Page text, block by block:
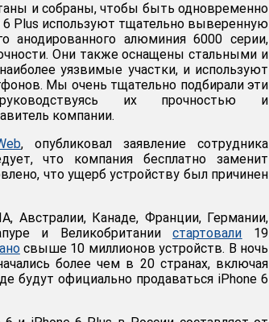
и собраны, чтобы быть одновременно
Plus используют тщательно выверенную
анодированного алюминия 6000 серии,
Они также оснащены стальными и
уязвимые участки, и используют
Мы очень тщательно подбирали эти
их прочностью и
компании.
, опубликовал заявление сотрудника
что компания бесплатно заменит
что ущерб устройству был причинен
Канаде, Франции, Германии,
и Великобританиистартовали 19
свыше 10 миллионов устройств. В ночь
более чем в 20 странах, включая
будут официально продаваться iPhone 6